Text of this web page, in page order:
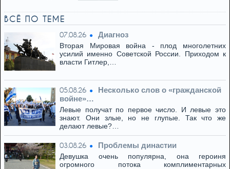
ВСЁ ПО ТЕМЕ
07.08.26 Диагноз
Вторая Мировая война - плод многолетних
усилий именно Советской России. Приходом к
власти Гитлер,…
05.08.26
Несколько слов о «гражданской
войне»…
Левые получат по первое число. И левые это
знают. Они злые, но не глупые. Так что же
делают левые?…
03.08.26 Проблемы династии
Девушка очень популярна, она героиня
огромного потока комплиментарных